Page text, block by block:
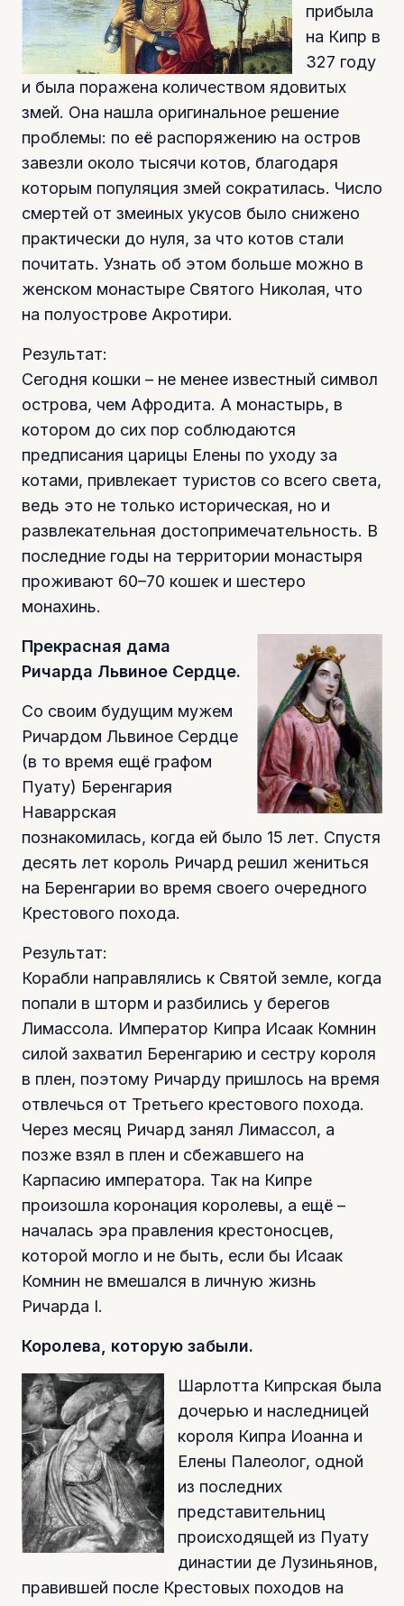
прибыла
на Кипр в
327 году
и была поражена количеством ядовитых
змей. Она нашла оригинальное решение
проблемы: по её распоряжению на остров
завезли около тысячи котов, благодаря
которым популяция змей сократилась. Число
смертей от змеиных укусов было снижено
практически до нуля, за что котов стали
почитать. Узнать об этом больше можно в
женском монастыре Святого Николая, что
на полуострове Акротири.
Результат:
Сегодня кошки – не менее известный символ
острова, чем Афродита. А монастырь, в
котором до сих пор соблюдаются
предписания царицы Елены по уходу за
котами, привлекает туристов со всего света,
ведь это не только историческая, но и
развлекательная достопримечательность. В
последние годы на территории монастыря
проживают 60–70 кошек и шестеро
монахинь.
Прекрасная дама
Ричарда Львиное Сердце.
Со своим будущим мужем
Ричардом Львиное Сердце
(в то время ещё графом
Пуату) Беренгария
Наваррская
познакомилась, когда ей было 15 лет. Спустя
десять лет король Ричард решил жениться
на Беренгарии во время своего очередного
Крестового похода.
Результат:
Корабли направлялись к Святой земле, когда
попали в шторм и разбились у берегов
Лимассола. Император Кипра Исаак Комнин
силой захватил Беренгарию и сестру короля
в плен, поэтому Ричарду пришлось на время
отвлечься от Третьего крестового похода.
Через месяц Ричард занял Лимассол, а
позже взял в плен и сбежавшего на
Карпасию императора. Так на Кипре
произошла коронация королевы, а ещё –
началась эра правления крестоносцев,
которой могло и не быть, если бы Исаак
Комнин не вмешался в личную жизнь
Ричарда I.
Королева, которую забыли.
Шарлотта Кипрская была
дочерью и наследницей
короля Кипра Иоанна и
Елены Палеолог, одной
из последних
представительниц
происходящей из Пуату
династии де Лузиньянов,
правившей после Крестовых походов на